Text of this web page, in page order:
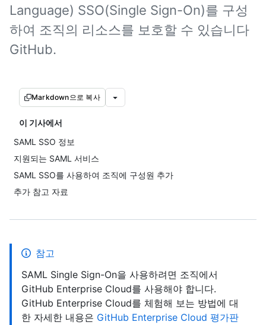
Language) SSO(Single Sign-On)를 구성
하여 조직의 리소스를 보호할 수 있습니다
GitHub.
Markdown으로 복사
이 기사에서
SAML SSO 정보
지원되는 SAML 서비스
SAML SSO를 사용하여 조직에 구성원 추가
추가 참고 자료
참고
SAML Single Sign-On을 사용하려면 조직에서
GitHub Enterprise Cloud를 사용해야 합니다.
GitHub Enterprise Cloud를 체험해 보는 방법에 대
한 자세한 내용은 GitHub Enterprise Cloud 평가판